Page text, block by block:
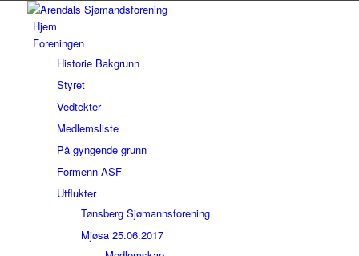
Hjem
Foreningen
Historie Bakgrunn
Styret
Vedtekter
Medlemsliste
På gyngende grunn
Formenn ASF
Utflukter
Tønsberg Sjømannsforening
Mjøsa 25.06.2017